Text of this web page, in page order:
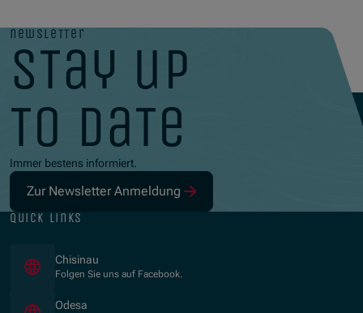
newsletter
stay up
to date
Immer bestens informiert.
Zur Newsletter Anmeldung
quick links
Chisinau
Folgen Sie uns auf Facebook.
Odesa